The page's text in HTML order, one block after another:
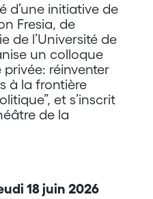
d’une initiative de
Fresia, de
de l’Université de
un colloque
privée: réinventer
à la frontière
et s’inscrit
de la
18 juin 2026